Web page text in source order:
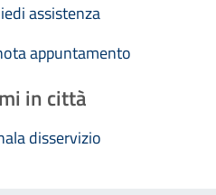
assistenza
appuntamento
in città
disservizio